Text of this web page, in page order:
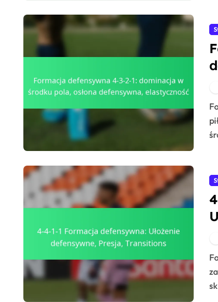
Formacja defensywna 4-3-2-1 to strategiczny układ w
Formacja 4-4-1-1 została zaprojektowana w celu